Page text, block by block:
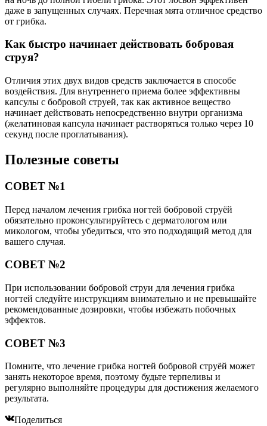
даже в запущенных случаях. Перечная мята отличное средство
от грибка.
Как быстро начинает действовать бобровая
струя?
Отличия этих двух видов средств заключается в способе
воздействия. Для внутреннего приема более эффективны
капсулы с бобровой струей, так как активное вещество
начинает действовать непосредственно внутри организма
(желатиновая капсула начинает растворяться только через 10
секунд после проглатывания).
Полезные советы
СОВЕТ №1
Перед началом лечения грибка ногтей бобровой струёй
обязательно проконсультируйтесь с дерматологом или
микологом, чтобы убедиться, что это подходящий метод для
вашего случая.
СОВЕТ №2
При использовании бобровой струи для лечения грибка
ногтей следуйте инструкциям внимательно и не превышайте
рекомендованные дозировки, чтобы избежать побочных
эффектов.
СОВЕТ №3
Помните, что лечение грибка ногтей бобровой струёй может
занять некоторое время, поэтому будьте терпеливы и
регулярно выполняйте процедуры для достижения желаемого
результата.
Поделиться